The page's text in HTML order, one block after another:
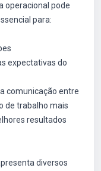
operacional pode
para:
expectativas do
comunicação entre
de trabalho mais
resultados
diversos